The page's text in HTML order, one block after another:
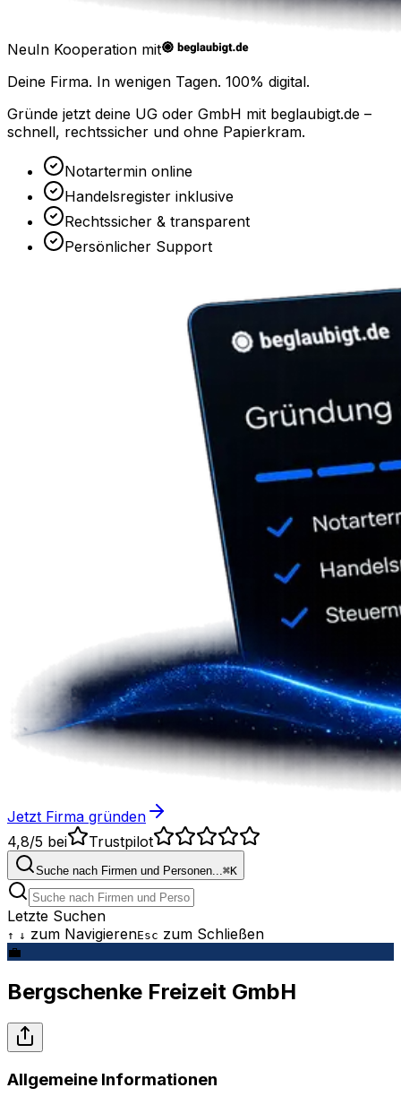
NeuIn Kooperation mit
Deine Firma. In wenigen Tagen. 100% digital.
Gründe jetzt deine UG oder GmbH mit beglaubigt.de –
schnell, rechtssicher und ohne Papierkram.
Notartermin online
Handelsregister inklusive
Rechtssicher & transparent
Persönlicher Support
Jetzt Firma gründen
4,8/5 bei Trustpilot
Suche nach Firmen und Personen...⌘K
Letzte Suchen
↑ ↓ zum NavigierenEsc zum Schließen
💼
Bergschenke Freizeit GmbH
Allgemeine Informationen